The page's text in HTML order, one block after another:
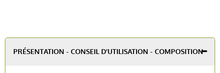
PRÉSENTATION - CONSEIL D'UTILISATION - COMPOSITION